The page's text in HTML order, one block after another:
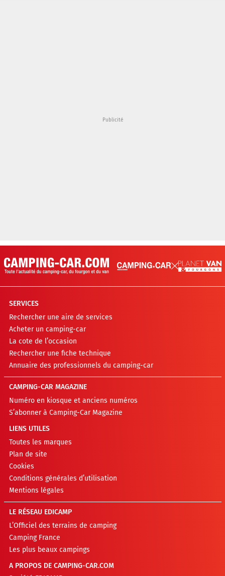
SERVICES
Rechercher une aire de services
Acheter un camping-car
La cote de l’occasion
Rechercher une fiche technique
Annuaire des professionnels du camping-car
CAMPING-CAR MAGAZINE
Numéro en kiosque et anciens numéros
S’abonner à Camping-Car Magazine
LIENS UTILES
Toutes les marques
Plan de site
Cookies
Conditions générales d’utilisation
Mentions légales
LE RÉSEAU EDICAMP
L’Officiel des terrains de camping
Camping France
Les plus beaux campings
A PROPOS DE CAMPING-CAR.COM